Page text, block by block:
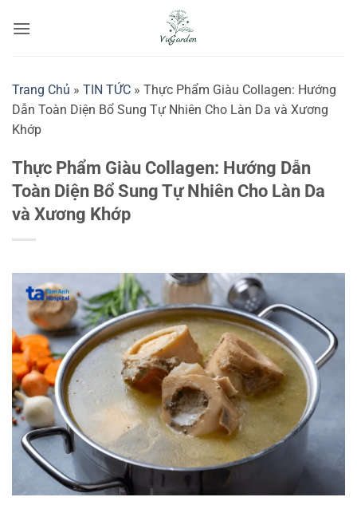
qua
Trang Chủ » TIN TỨC » Thực Phẩm Giàu Collagen: Hướng
Dẫn Toàn Diện Bổ Sung Tự Nhiên Cho Làn Da và Xương
Khớp
Thực Phẩm Giàu Collagen: Hướng Dẫn
Toàn Diện Bổ Sung Tự Nhiên Cho Làn Da
và Xương Khớp